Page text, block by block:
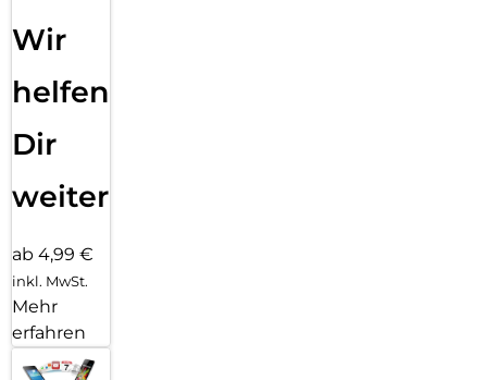
Wir
helfen
Dir
weiter
ab 4,99 €
inkl. MwSt.
Mehr
erfahren